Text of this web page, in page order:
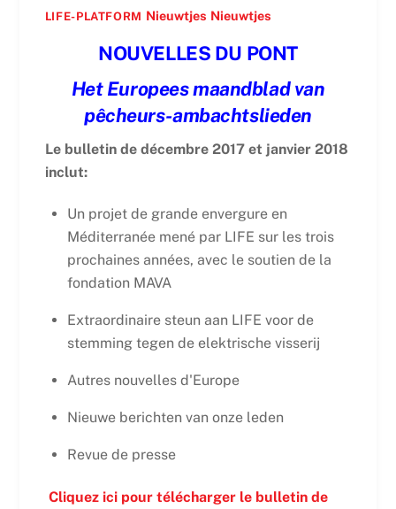
LIFE-PLATFORM Nieuwtjes Nieuwtjes
NOUVELLES DU PONT
Het Europees maandblad van
pêcheurs-ambachtslieden
Le bulletin de décembre 2017 et janvier 2018
inclut:
Un projet de grande envergure en
Méditerranée mené par LIFE sur les trois
prochaines années, avec le soutien de la
fondation MAVA
Extraordinaire steun aan LIFE voor de
stemming tegen de elektrische visserij
Autres nouvelles d'Europe
Nieuwe berichten van onze leden
Revue de presse
Cliquez ici pour télécharger le bulletin de